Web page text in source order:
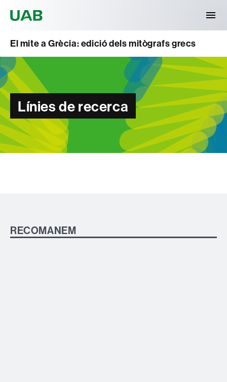
El mite a Grècia: edició dels mitògrafs grecs
Línies de recerca
RECOMANEM